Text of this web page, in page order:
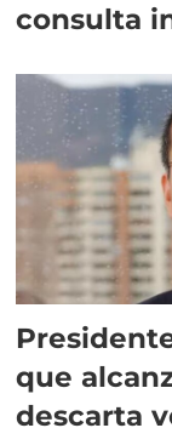
consulta
que
descarta